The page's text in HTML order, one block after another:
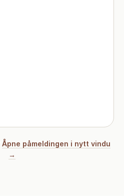
Åpne påmeldingen i nytt vindu
→